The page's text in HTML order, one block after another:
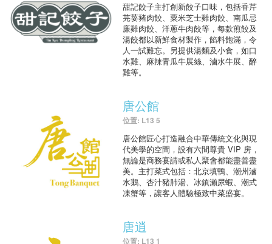
甜記餃子主打創新餃子口味，包括香芹
芫荽豬肉餃、粟米芝士雞肉餃、南瓜忌
廉雞肉餃、洋蔥牛肉餃等，每款煎餃及
湯餃都以新鮮食材製作，餡料飽滿，令
人一試難忘。另提供湯麵及小食，如口
水雞、麻辣青瓜牛展絲、滷水牛展、醉
雞等。
唐公館
位置: L13 5
唐公館匠心打造融合中華傳統文化與現
代美學的空間，設有六間尊貴 VIP 房，
無論是商務宴請或私人聚會都能盡善盡
美。主打菜式包括：北京填鴨、潮州滷
水鵝、杏汁豬肺湯、冰鎮瀨尿蝦、潮式
凍蟹等，讓客人體驗極致中菜盛宴。
唐逍
位置: L13 1